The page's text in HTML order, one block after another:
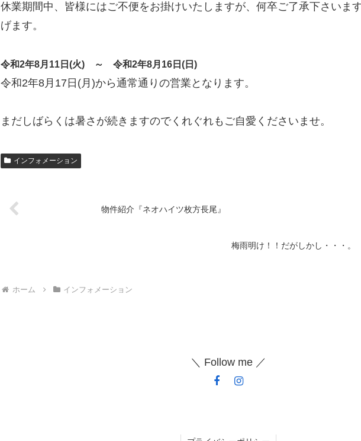
休業期間中、皆様にはご不便をお掛けいたしますが、何卒ご了承下さいま
げます。
令和2年8月11日(火) ～ 令和2年8月16日(日)
令和2年8月17日(月)から通常通りの営業となります。
まだしばらくは暑さが続きますのでくれぐれもご自愛くださいませ。
インフォメーション
物件紹介『ネオハイツ枚方長尾』
梅雨明け！！だがしかし・・・。
ホーム インフォメーション
＼ Follow me ／